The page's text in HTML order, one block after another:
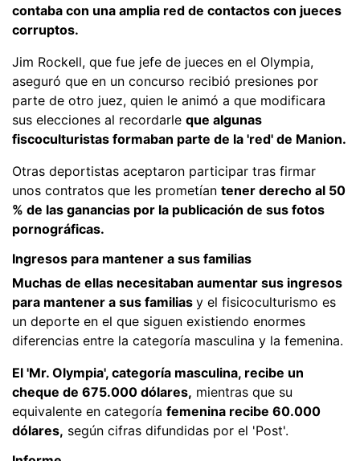
contaba con una amplia red de contactos con jueces
corruptos.
Jim Rockell, que fue jefe de jueces en el Olympia,
aseguró que en un concurso recibió presiones por
parte de otro juez, quien le animó a que modificara
sus elecciones al recordarle que algunas
fiscoculturistas formaban parte de la 'red' de Manion.
Otras deportistas aceptaron participar tras firmar
unos contratos que les prometían tener derecho al 50
% de las ganancias por la publicación de sus fotos
pornográficas.
Ingresos para mantener a sus familias
Muchas de ellas necesitaban aumentar sus ingresos
para mantener a sus familias y el fisicoculturismo es
un deporte en el que siguen existiendo enormes
diferencias entre la categoría masculina y la femenina.
El 'Mr. Olympia', categoría masculina, recibe un
cheque de 675.000 dólares, mientras que su
equivalente en categoría femenina recibe 60.000
dólares, según cifras difundidas por el 'Post'.